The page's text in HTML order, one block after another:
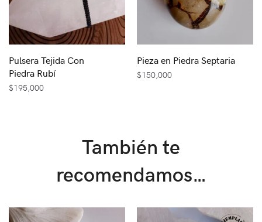
Pulsera Tejida Con
Piedra Rubí
$195,000
Pieza en Piedra Septaria
$150,000
También te
recomendamos…